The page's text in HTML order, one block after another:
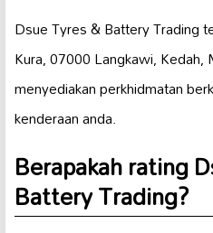
Dsue Tyres & Battery Trading
Kura, 07000 Langkawi, Kedah,
menyediakan perkhidmatan
kenderaan anda.
Berapakah rating
Battery Trading?